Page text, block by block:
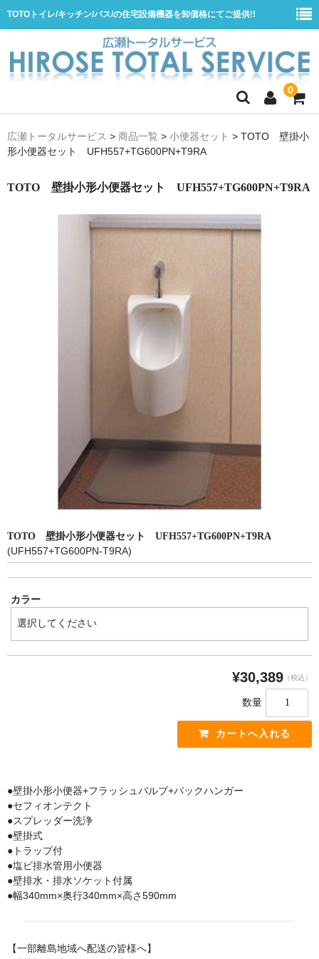
TOTOトイレ/キッチン/バス/の住宅設備機器を卸価格にてご提供!!
0
会社概要
商品一覧
浴室用シャワー水栓
普通便座
暖房便座
組合せ大便器セット
小便器セット
洗面器/手洗器
化粧鏡/耐食鏡
手すり
タオル掛け・タオルリング・タオル棚
収納キャビネット・棚・化粧棚
収納キャビネット・棚・化粧棚 [LIXIL]
収納キャビネット・棚・化粧棚 [TOTO]
紙巻器・トイレットペーパーホルダー
紙巻器・トイレットペーパーホルダー [TOTO]
広瀬トータルサービス > 商品一覧 > 小便器セット > TOTO 壁掛小
形小便器セット UFH557+TG600PN+T9RA
TOTO 壁掛小形小便器セット UFH557+TG600PN+T9RA
TOTO 壁掛小形小便器セット UFH557+TG600PN+T9RA
(UFH557+TG600PN-T9RA)
カラー
¥30,389 （税込）
数量
●壁掛小形小便器+フラッシュバルブ+バックハンガー
●セフィオンテクト
●スプレッダー洗浄
●壁掛式
●トラップ付
●塩ビ排水管用小便器
●壁排水・排水ソケット付属
●幅340mm×奥行340mm×高さ590mm
【一部離島地域へ配送の皆様へ】